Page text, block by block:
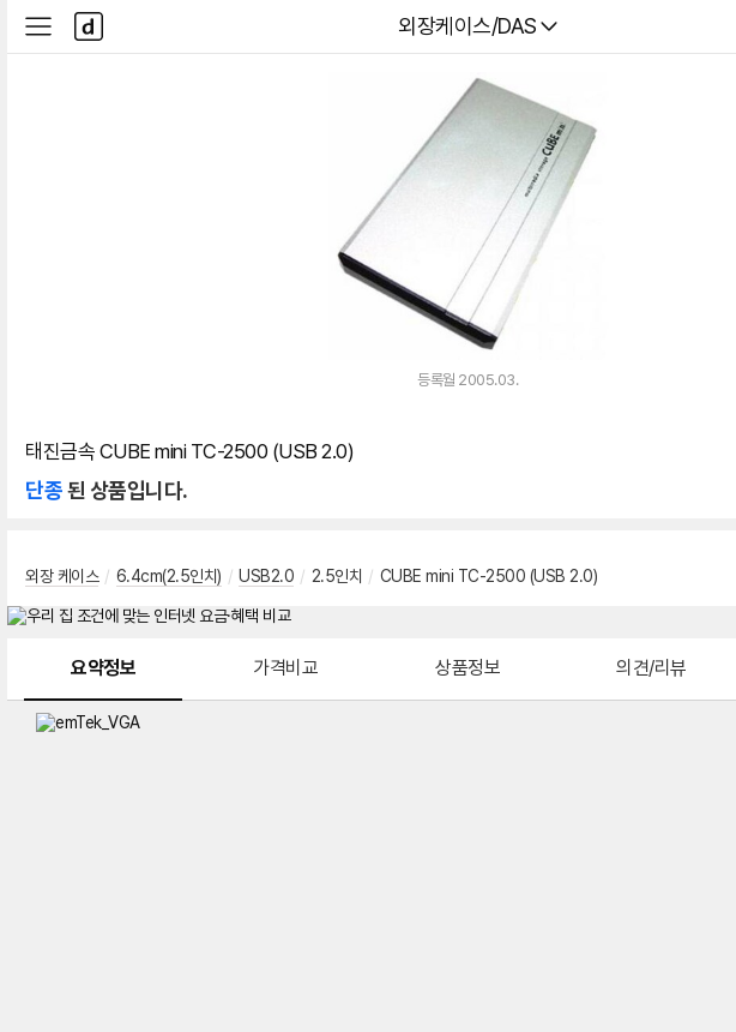
다나와
외장케이스/DAS
사
이
다
나
와
등록월 2005.03.
태진금속 CUBE mini TC-2500 (USB 2.0)
단종된 상품입니다.
외장 케이스 / 6.4cm(2.5인치) / USB2.0 / 2.5인치 / CUBE mini TC-2500 (USB 2.0)
요약정보 가격비교 상품정보 의견/리뷰